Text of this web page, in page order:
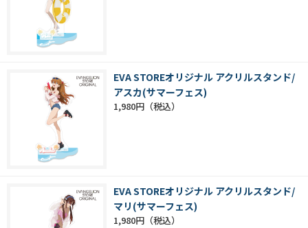
EVA STOREオリジナル アクリルスタンド/
アスカ(サマーフェス)
1,980円
EVA STOREオリジナル アクリルスタンド/
マリ(サマーフェス)
1,980円